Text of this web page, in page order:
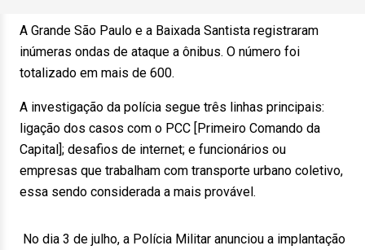
A Grande São Paulo e a Baixada Santista registraram
inúmeras ondas de ataque a ônibus. O número foi
totalizado em mais de 600.
A investigação da polícia segue três linhas principais:
ligação dos casos com o PCC [Primeiro Comando da
Capital]; desafios de internet; e funcionários ou
empresas que trabalham com transporte urbano coletivo,
essa sendo considerada a mais provável.
No dia 3 de julho, a Polícia Militar anunciou a implantação